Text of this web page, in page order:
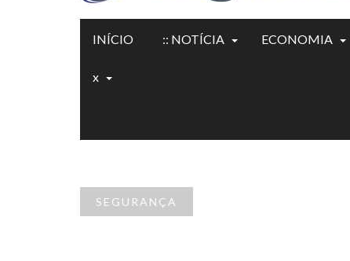
INÍCIO :: NOTÍCIA ECONOMIA
x
SEGURANÇA